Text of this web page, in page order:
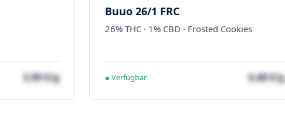
3,99 €/g
Buuo 26/1 FRC
26% THC · 1% CBD · Frosted Cookies
● Verfügbar 4,48 €/g